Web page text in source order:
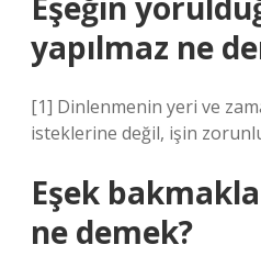
yapılmaz ne
[1] Dinlenmenin yeri ve
isteklerine değil, işin
Eşek
ne demek?